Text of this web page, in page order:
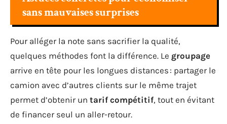
sans mauvaises surprises
Pour alléger la note sans sacrifier la qualité,
quelques méthodes font la différence. Le groupage
arrive en tête pour les longues distances : partager le
camion avec d’autres clients sur le même trajet
permet d’obtenir un tarif compétitif, tout en évitant
de financer seul un aller-retour.